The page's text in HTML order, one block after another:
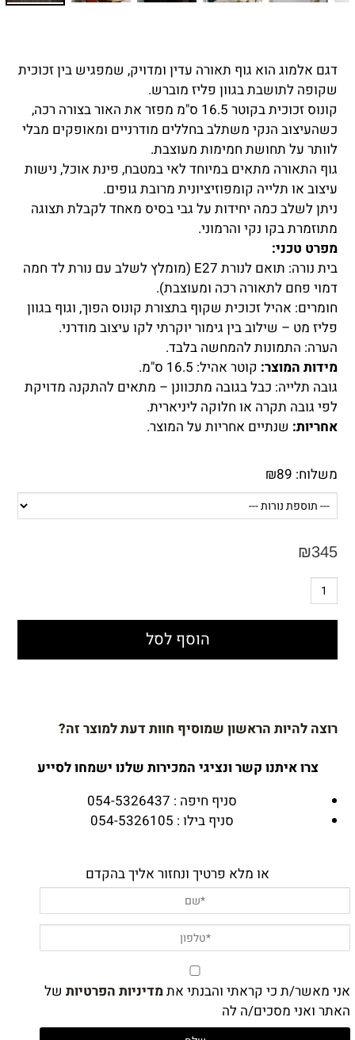
דגם אלמוג הוא גוף תאורה עדין ומדויק, שמפגיש בין זכוכית
שקופה לתושבת בגוון פליז מוברש.
קונוס זכוכית בקוטר 16.5 ס"מ מפזר את האור בצורה רכה,
כשהעיצוב הנקי משתלב בחללים מודרניים ומאופקים מבלי
לוותר על תחושת חמימות מעוצבת.
גוף התאורה מתאים במיוחד לאי במטבח, פינת אוכל, נישות
עיצוב או תלייה קומפוזיציונית מרובת גופים.
ניתן לשלב כמה יחידות על גבי בסיס מאחד לקבלת תצוגה
מתוזמרת בקו נקי והרמוני.
מפרט טכני:
בית נורה: תואם לנורת E27 (מומלץ לשלב עם נורת לד חמה
דמוי פחם לתאורה רכה ומעוצבת).
חומרים: אהיל זכוכית שקוף בתצורת קונוס הפוך, וגוף בגוון
פליז מט – שילוב בין גימור יוקרתי לקו עיצוב מודרני.
הערה: התמונות להמחשה בלבד.
מידות המוצר: קוטר אהיל: 16.5 ס"מ.
גובה תלייה: כבל בגובה מתכוונן – מתאים להתקנה מדויקת
לפי גובה תקרה או חלוקה ליניארית.
אחריות: שנתיים אחריות על המוצר.
משלוח: ₪89
₪345
הוסף לסל
רוצה להיות הראשון שמוסיף חוות דעת למוצר זה?
צרו איתנו קשר ונציגי המכירות שלנו ישמחו לסייע
סניף חיפה : 054-5326437
סניף בילו : 054-5326105
או מלא פרטיך ונחזור אליך בהקדם
אני מאשר/ת כי קראתי והבנתי אתמדיניות הפרטיות של
האתר ואני מסכים/ה לה